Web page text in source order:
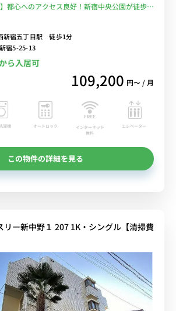
】都心へのアクセス良好！新宿中央公園が徒歩圏
新宿五丁目駅 徒歩1分
宿5-25-13
ら入居可
109,200 円〜 / 月
濯機 オートロック
インターネット
無料
エレベーター
この物件の詳細を見る
リー新中野１ 207 1K・シングル【清掃費